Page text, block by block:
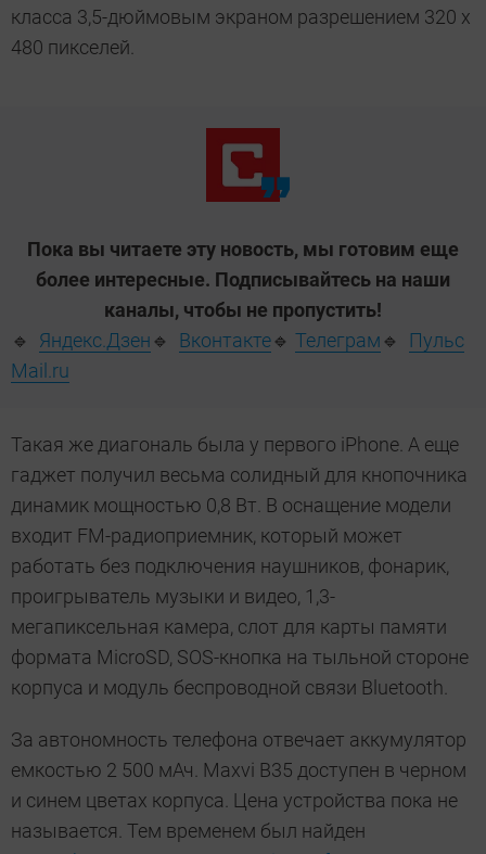
класса 3,5-дюймовым экраном разрешением 320 х
480 пикселей.
Пока вы читаете эту новость, мы готовим еще
более интересные. Подписывайтесь на наши
каналы, чтобы не пропустить!
🔹 Яндекс.Дзен 🔹 Вконтакте🔹 Телеграм 🔹 Пульс
Mail.ru
Такая же диагональ была у первого iPhone. А еще
гаджет получил весьма солидный для кнопочника
динамик мощностью 0,8 Вт. В оснащение модели
входит FM-радиоприемник, который может
работать без подключения наушников, фонарик,
проигрыватель музыки и видео, 1,3-
мегапиксельная камера, слот для карты памяти
формата MicroSD, SOS-кнопка на тыльной стороне
корпуса и модуль беспроводной связи Bluetooth.
За автономность телефона отвечает аккумулятор
емкостью 2 500 мАч. Maxvi B35 доступен в черном
и синем цветах корпуса. Цена устройства пока не
называется. Тем временем был найден